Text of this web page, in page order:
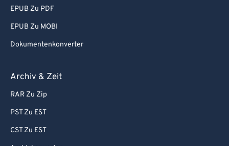
EPUB Zu PDF
EPUB Zu MOBI
Dokumentenkonverter
Archiv & Zeit
RAR Zu Zip
PST Zu EST
CST Zu EST